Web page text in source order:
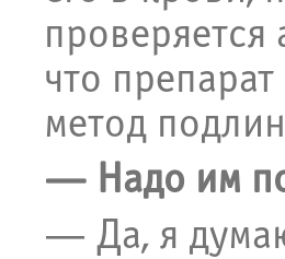
что
метод
— Надо им
— Да, я